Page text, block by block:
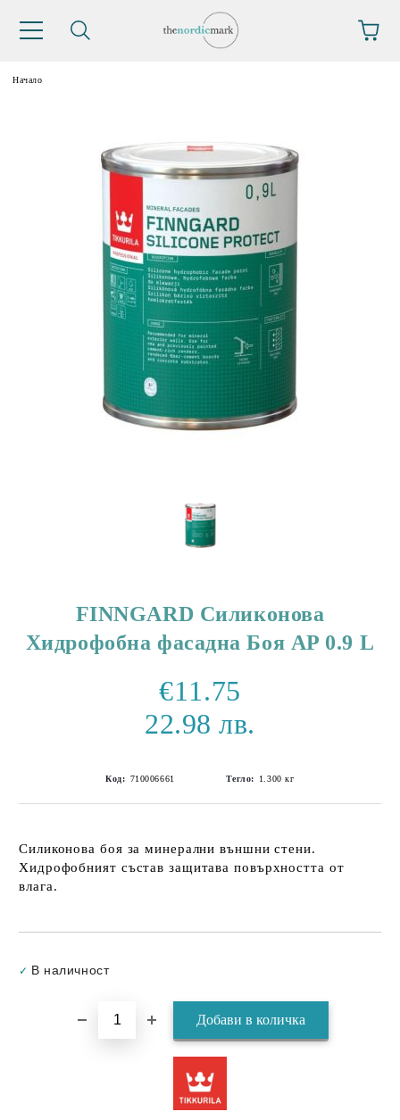
Начало
FINNGARD Силиконова
Хидрофобна фасадна Боя AP 0.9 L
€11.75
22.98 лв.
Код: 710006661 Тегло: 1.300 кг
Силиконова боя за минерални външни стени.
Хидрофобният състав защитава повърхността от
влага.
✓ В наличност